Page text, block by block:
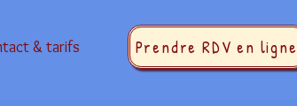
& tarifs Prendre RDV en ligne